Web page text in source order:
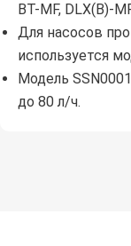
BT-MF, DLX(B)-
Для насосов
используется
Модель
до 80 л/ч.